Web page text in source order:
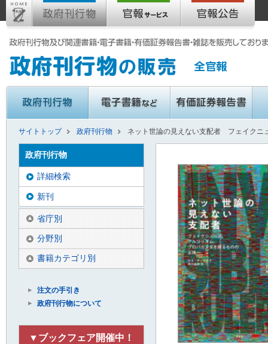
サイトトップ 政府刊行物 ネット世論の見えない支配者 フェイクニ
政府刊行物
詳細検索
新刊
省庁別
分野別
書籍カテゴリ別
注文の手引き
政府刊行物について
▼ブックフェア開催中！